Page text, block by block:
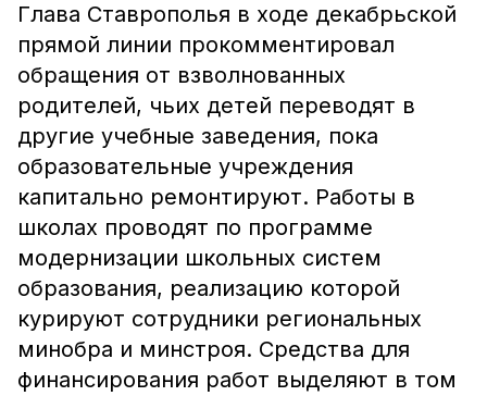
Глава Ставрополья в ходе декабрьской
прямой линии прокомментировал
обращения от взволнованных
родителей, чьих детей переводят в
другие учебные заведения, пока
образовательные учреждения
капитально ремонтируют. Работы в
школах проводят по программе
модернизации школьных систем
образования, реализацию которой
курируют сотрудники региональных
минобра и минстроя. Средства для
финансирования работ выделяют в том